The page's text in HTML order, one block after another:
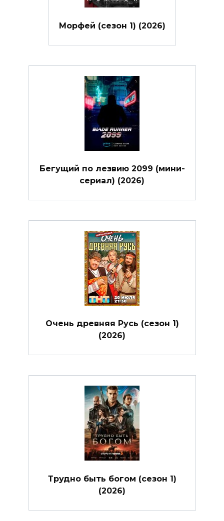
Морфей (сезон 1) (2026)
Бегущий по лезвию 2099 (мини-
сериал) (2026)
Очень древняя Русь (сезон 1)
(2026)
Трудно быть богом (сезон 1)
(2026)